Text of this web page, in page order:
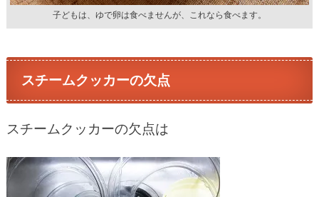
子どもは、ゆで卵は食べませんが、これなら食べます。
スチームクッカーの欠点
スチームクッカーの欠点は